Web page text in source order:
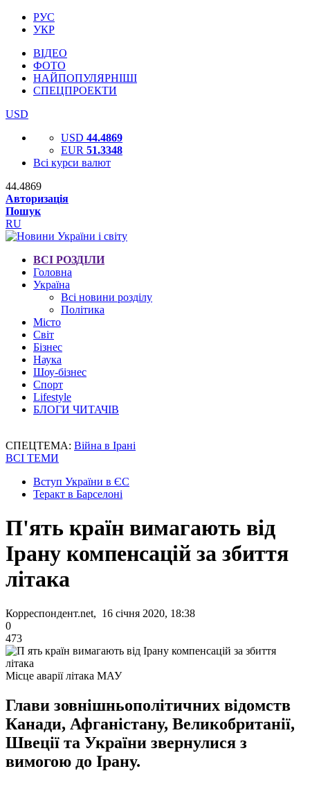
РУС
УКР
ВІДЕО
ФОТО
НАЙПОПУЛЯРНІШІ
СПЕЦПРОЕКТИ
USD
USD 44.4869
EUR 51.3348
Всі курси валют
44.4869
Авторизація
Пошук
RU
ВСІ РОЗДІЛИ
Головна
Україна
Всі новини розділу
Політика
Місто
Світ
Бізнес
Наука
Шоу-бізнес
Спорт
Lifestyle
БЛОГИ ЧИТАЧІВ
СПЕЦТЕМА: Війна в Ірані
ВСІ ТЕМИ
Вступ України в ЄС
Теракт в Барселоні
П'ять країн вимагають від
Ірану компенсацій за збиття
літака
Корреспондент.net, 16 січня 2020, 18:38
0
473
Місце аварії літака МАУ
Глави зовнішньополітичних відомств
Канади, Афганістану, Великобританії,
Швеції та України звернулися з
вимогою до Ірану.